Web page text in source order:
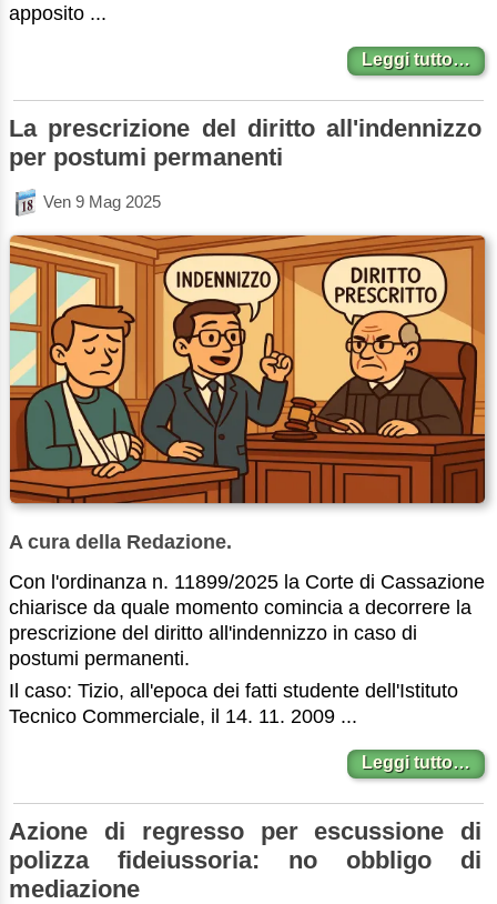
apposito ...
Leggi tutto…
La prescrizione del diritto all'indennizzo
per postumi permanenti
Ven 9 Mag 2025
A cura della Redazione.
Con l'ordinanza n. 11899/2025 la Corte di Cassazione
chiarisce da quale momento comincia a decorrere la
prescrizione del diritto all'indennizzo in caso di
postumi permanenti.
Il caso: Tizio, all'epoca dei fatti studente dell'Istituto
Tecnico Commerciale, il 14. 11. 2009 ...
Leggi tutto…
Azione di regresso per escussione di
polizza fideiussoria: no obbligo di
mediazione